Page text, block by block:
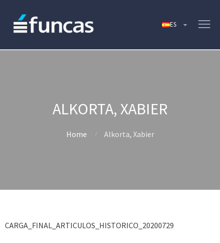
ALKORTA, XABIER
Home Alkorta, Xabier
CARGA_FINAL_ARTICULOS_HISTORICO_20200729